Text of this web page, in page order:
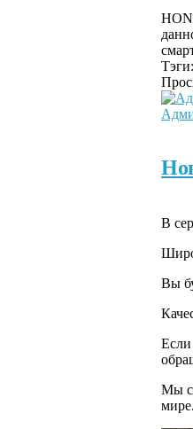
Тэги:
В
Вы
Если
Мы